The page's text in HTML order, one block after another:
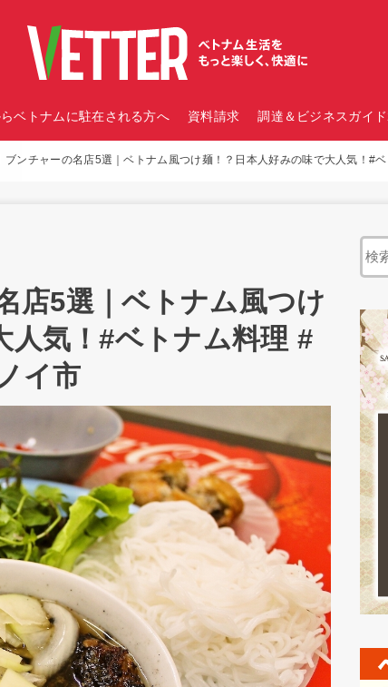
ベトナムに駐在される方へ 資料請求 調達＆ビジネスガイ
ブンチャーの名店5選｜ベトナム風つけ麺！？日本人好みの味で大人気！#
店5選｜ベトナム風つけ
人気！#ベトナム料理 #
イ市